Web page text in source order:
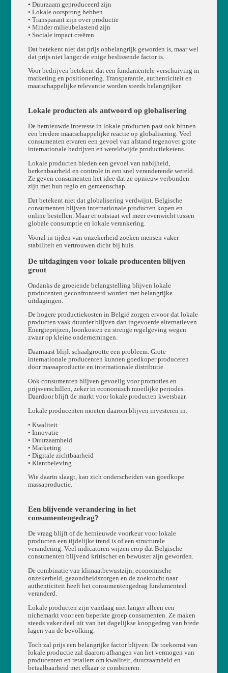
• Duurzaam geproduceerd zijn
• Lokale oorsprong hebben
• Transparant zijn over productie
• Minder milieubelastend zijn
• Sociale impact creëren
Dat betekent niet dat prijs onbelangrijk geworden is, maar wel
dat prijs niet langer de enige beslissende factor is.
Voor bedrijven betekent dat een fundamentele verschuiving in
marketing en positionering. Transparantie, authenticiteit en
maatschappelijke relevantie worden steeds belangrijker.
Lokale producten als antwoord op globalisering
De hernieuwde interesse in lokale producten past ook binnen
een bredere maatschappelijke reactie op globalisering. Veel
consumenten ervaren een gevoel van afstand tegenover grote
internationale bedrijven en wereldwijde productieketens.
Lokale producten bieden een gevoel van nabijheid,
herkenbaarheid en controle in een snel veranderende wereld.
Ze geven consumenten het idee dat ze opnieuw verbonden
zijn met hun regio en gemeenschap.
Dat betekent niet dat globalisering verdwijnt. Belgische
consumenten blijven internationale producten kopen en
online bestellen. Maar er ontstaat wel meer evenwicht tussen
globale consumptie en lokale verankering.
Vooral in tijden van onzekerheid zoeken mensen vaker
stabiliteit en vertrouwen dicht bij huis.
De uitdagingen voor lokale producenten blijven
groot
Ondanks de groeiende belangstelling blijven lokale
producenten geconfronteerd worden met belangrijke
uitdagingen.
De hogere productiekosten in België zorgen ervoor dat lokale
producten vaak duurder blijven dan ingevoerde alternatieven.
Energieprijzen, loonkosten en strenge regelgeving wegen
zwaar op kleine ondernemingen.
Daarnaast blijft schaalgrootte een probleem. Grote
internationale producenten kunnen goedkoper produceren
door massaproductie en internationale distributie.
Ook consumenten blijven gevoelig voor promoties en
prijsverschillen, zeker in economisch moeilijke periodes.
Daardoor blijft de markt voor lokale producten kwetsbaar.
Lokale producenten moeten daarom blijven investeren in:
• Kwaliteit
• Innovatie
• Duurzaamheid
• Marketing
• Digitale zichtbaarheid
• Klantbeleving
Wie daarin slaagt, kan zich onderscheiden van goedkope
massaproductie.
Een blijvende verandering in het
consumentengedrag?
De vraag blijft of de hernieuwde voorkeur voor lokale
producten een tijdelijke trend is of een structurele
verandering. Veel indicatoren wijzen erop dat Belgische
consumenten blijvend kritischer en bewuster zijn geworden.
De combinatie van klimaatbewustzijn, economische
onzekerheid, gezondheidszorgen en de zoektocht naar
authenticiteit heeft het consumentengedrag fundamenteel
veranderd.
Lokale producten zijn vandaag niet langer alleen een
nichemarkt voor een beperkte groep consumenten. Ze maken
steeds vaker deel uit van het dagelijkse koopgedrag van brede
lagen van de bevolking.
Toch zal prijs een belangrijke factor blijven. De toekomst van
lokale productie zal daarom afhangen van het vermogen van
producenten en retailers om kwaliteit, duurzaamheid en
betaalbaarheid met elkaar te combineren.